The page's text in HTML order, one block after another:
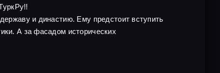
и династию. Ему предстоит вступить
А за фасадом исторических